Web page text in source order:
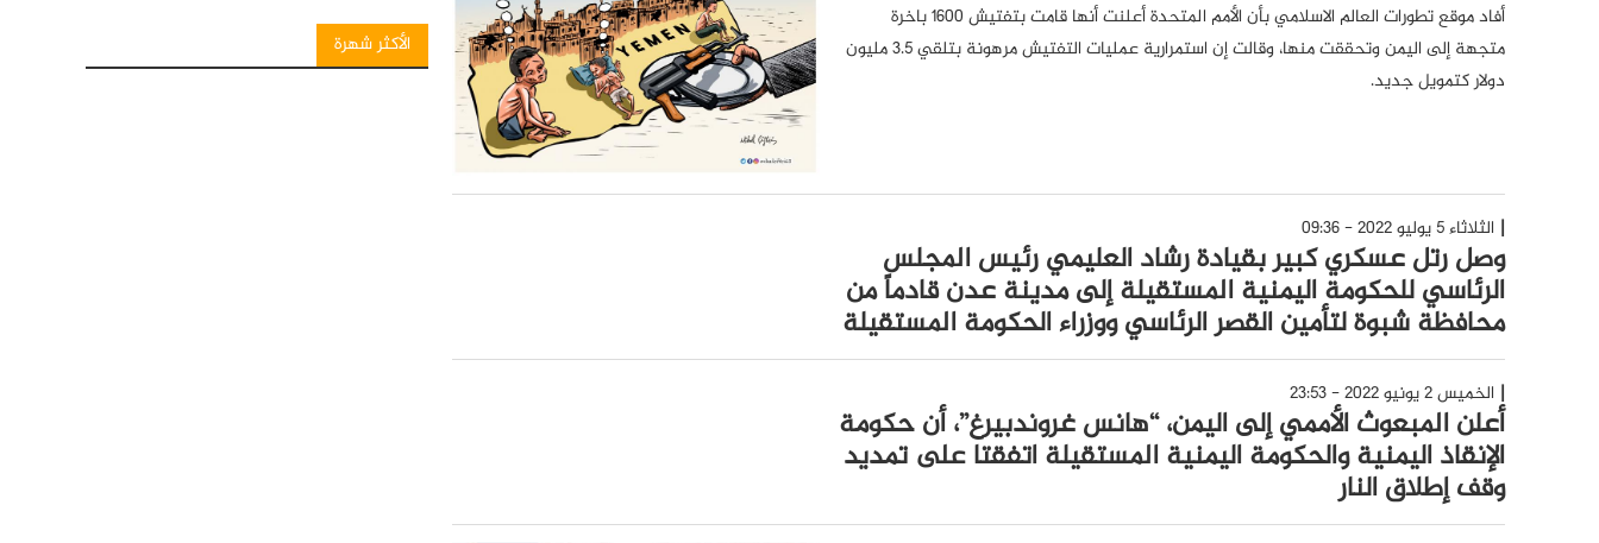
أفاد موقع تطورات العالم الاسلامي بأن الأمم المتحدة أعلنت أنها قامت بتفتيش 1600 باخرة
متجهة إلى اليمن وتحققت منها، وقالت إن استمرارية عمليات التفتيش مرهونة بتلقي 3.5 مليون
دولار كتمويل جديد.
الثلاثاء 5 يوليو 2022 - 09:36
وصل رتل عسكري كبير بقيادة رشاد العليمي رئيس المجلس
الرئاسي للحكومة اليمنية المستقيلة إلى مدينة عدن قادماً من
محافظة شبوة لتأمين القصر الرئاسي ووزراء الحكومة المستقيلة
الخميس 2 يونيو 2022 - 23:53
أعلن المبعوث الأممي إلى اليمن، “هانس غروندبيرغ”، أن حكومة
الإنقاذ اليمنية والحكومة اليمنية المستقيلة اتفقتا على تمديد
وقف إطلاق النار
8 انفوغرافيك: فصائل المقاومة العراقية
الأكثر شهرة